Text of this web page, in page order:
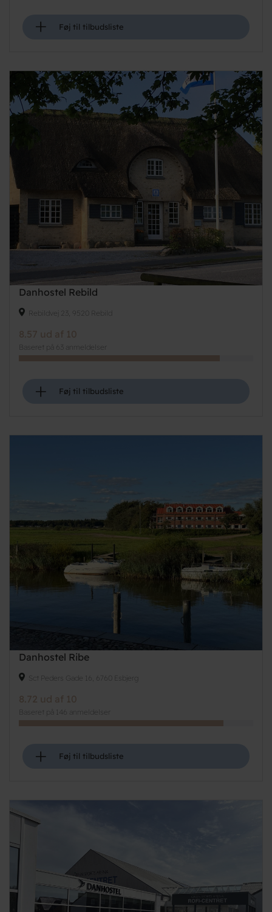
+ Føj til tilbudsliste
Danhostel Rebild
Rebildvej 23, 9520 Rebild
8.57 ud af 10
Baseret på 63 anmeldelser
+ Føj til tilbudsliste
Danhostel Ribe
Sct Peders Gade 16, 6760 Esbjerg
8.72 ud af 10
Baseret på 146 anmeldelser
+ Føj til tilbudsliste